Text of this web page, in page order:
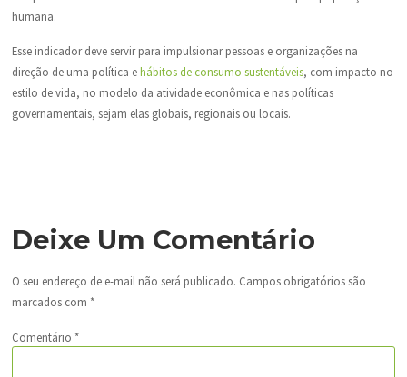
humana.
Esse indicador deve servir para impulsionar pessoas e organizações na
direção de uma política ehábitos de consumo sustentáveis, com impacto no
estilo de vida, no modelo da atividade econômica e nas políticas
governamentais, sejam elas globais, regionais ou locais.
Deixe Um Comentário
O seu endereço de e-mail não será publicado. Campos obrigatórios são
marcados com *
Comentário *